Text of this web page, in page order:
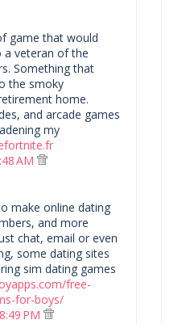
game that would
a veteran of the
Something that
the smoky
home.
and arcade games
my
AM
make online dating
and more
chat, email or even
some dating sites
sim dating games
free-
for-boys/
PM